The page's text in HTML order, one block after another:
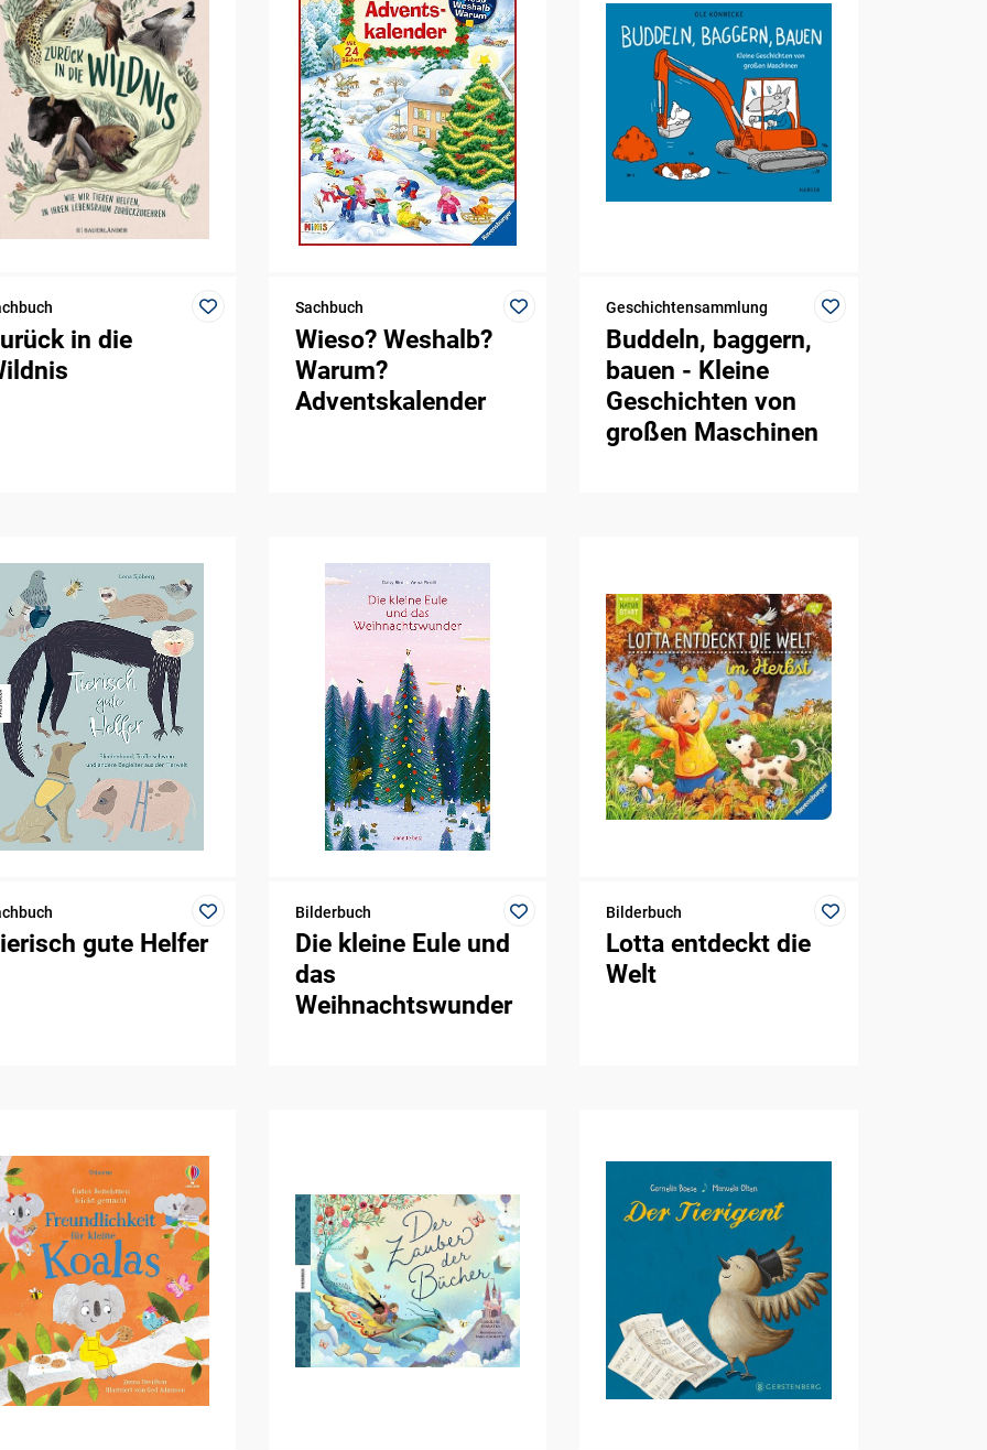
in die
Sachbuch
Wieso? Weshalb?
Warum?
Adventskalender
Geschichtensammlung
Buddeln, baggern,
bauen - Kleine
Geschichten von
großen Maschinen
gute Helfer
Bilderbuch
Die kleine Eule und
das
Weihnachtswunder
Bilderbuch
Lotta entdeckt die
Welt